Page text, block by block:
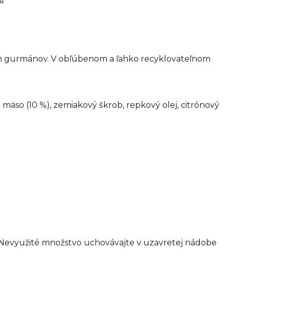
kontrola surovín
na okamžitú konzumáciu
hodnota (kcal) 61
gurmánov. V obľúbenom a ľahko recyklovateľnom
(10 %), zemiakový škrob, repkový olej, citrónový
množstvo uchovávajte v uzavretej nádobe